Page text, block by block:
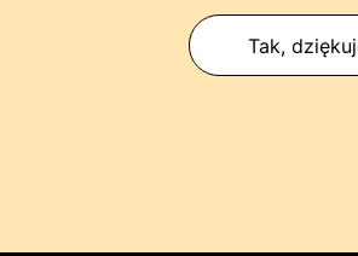
Tak,